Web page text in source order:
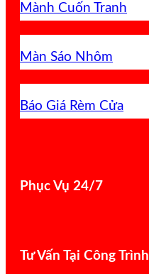
Mành Cuốn Tranh
Màn Sáo Nhôm
Báo Giá Rèm Cửa
Phục Vụ 24/7
Tư Vấn Tại Công Trình